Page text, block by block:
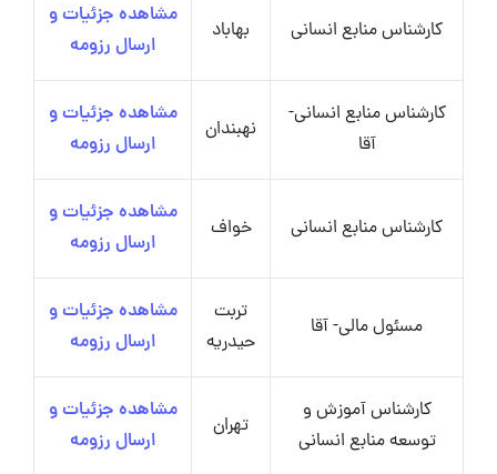
کارشناس منابع انسانی بهاباد
مشاهده جزئیات و
ارسال رزومه
کارشناس منابع انسانی-
آقا
نهبندان
مشاهده جزئیات و
ارسال رزومه
کارشناس منابع انسانی خواف
مشاهده جزئیات و
ارسال رزومه
مسئول مالی- آقا
تربت
حیدریه
مشاهده جزئیات و
ارسال رزومه
کارشناس آموزش و
توسعه منابع انسانی
تهران
مشاهده جزئیات و
ارسال رزومه